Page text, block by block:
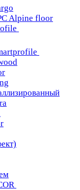
Alpine floor